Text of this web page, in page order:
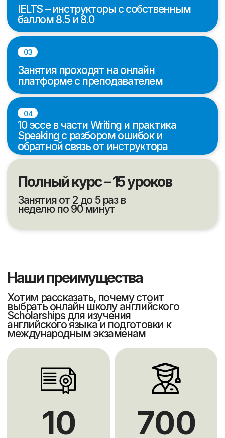
Наши преимущества
8000
Хотим рассказать, почему стоит
выбрать онлайн школу английского
английского языка и подготовки к
международным экзаменам
10
45
Лет в сфере
образования
Собственная
интерактивная онлайн
700
Студентов обучаются
ежемесячно
Scholarships является Авторизованным
British Council Регистрационным
Центром для экзамена IELTS
Посмотреть сертификат